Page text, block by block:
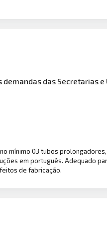
demandas das Secretarias e
mínimo 03 tubos
em português. Adequado
de fabricação.